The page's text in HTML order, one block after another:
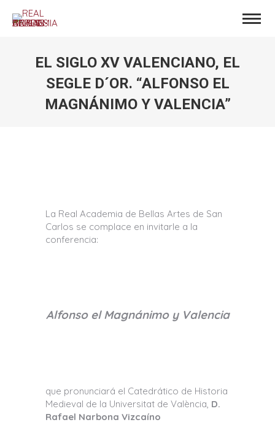
EL SIGLO XV VALENCIANO, EL
SEGLE D´OR. “ALFONSO EL
MAGNÁNIMO Y VALENCIA”
La Real Academia de Bellas Artes de San
Carlos se complace en invitarle a la
conferencia:
Alfonso el Magnánimo y Valencia
que pronunciará el Catedrático de Historia
Medieval de la Universitat de València, D.
Rafael Narbona Vizcaíno